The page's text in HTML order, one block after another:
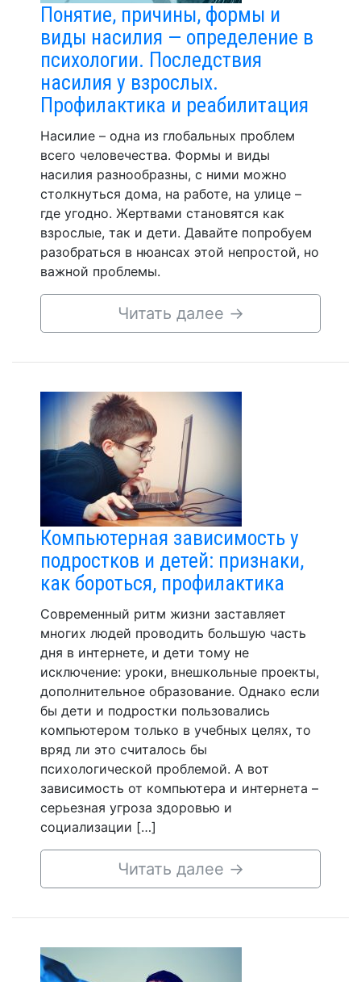
Понятие, причины, формы и
виды насилия — определение в
психологии. Последствия
насилия у взрослых.
Профилактика и реабилитация
Насилие – одна из глобальных проблем
всего человечества. Формы и виды
насилия разнообразны, с ними можно
столкнуться дома, на работе, на улице –
где угодно. Жертвами становятся как
взрослые, так и дети. Давайте попробуем
разобраться в нюансах этой непростой, но
важной проблемы.
Читать далее →
Компьютерная зависимость у
подростков и детей: признаки,
как бороться, профилактика
Современный ритм жизни заставляет
многих людей проводить большую часть
дня в интернете, и дети тому не
исключение: уроки, внешкольные проекты,
дополнительное образование. Однако если
бы дети и подростки пользовались
компьютером только в учебных целях, то
вряд ли это считалось бы
психологической проблемой. А вот
зависимость от компьютера и интернета –
серьезная угроза здоровью и
социализации […]
Читать далее →